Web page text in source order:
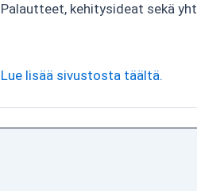
Palautteet, kehitysideat sekä
Lue lisää sivustosta täältä.